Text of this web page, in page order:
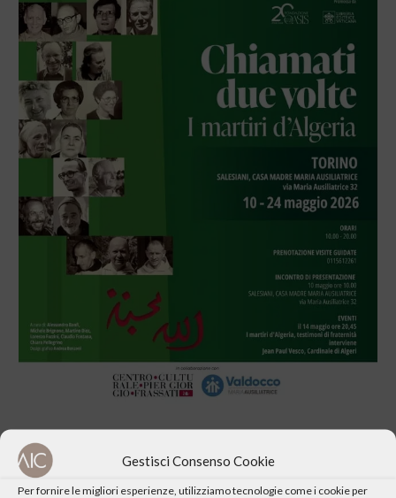
Gestisci Consenso Cookie
Per fornire le migliori esperienze, utilizziamo tecnologie come i cookie per